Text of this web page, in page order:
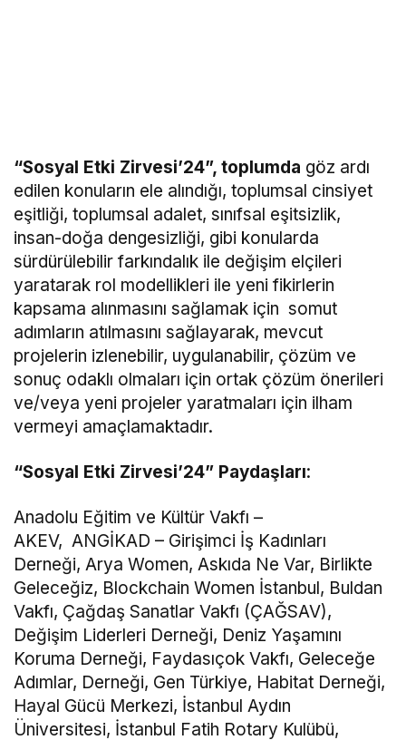
“Sosyal Etki Zirvesi’24”, toplumda göz ardı
edilen konuların ele alındığı, toplumsal cinsiyet
eşitliği, toplumsal adalet, sınıfsal eşitsizlik,
insan-doğa dengesizliği, gibi konularda
sürdürülebilir farkındalık ile değişim elçileri
yaratarak rol modellikleri ile yeni fikirlerin
kapsama alınmasını sağlamak için somut
adımların atılmasını sağlayarak, mevcut
projelerin izlenebilir, uygulanabilir, çözüm ve
sonuç odaklı olmaları için ortak çözüm önerileri
ve/veya yeni projeler yaratmaları için ilham
vermeyi amaçlamaktadır.
“Sosyal Etki Zirvesi’24” Paydaşları:
Anadolu Eğitim ve Kültür Vakfı –
AKEV, ANGİKAD – Girişimci İş Kadınları
Derneği, Arya Women, Askıda Ne Var, Birlikte
Geleceğiz, Blockchain Women İstanbul, Buldan
Vakfı, Çağdaş Sanatlar Vakfı (ÇAĞSAV),
Değişim Liderleri Derneği, Deniz Yaşamını
Koruma Derneği, Faydasıçok Vakfı, Geleceğe
Adımlar, Derneği, Gen Türkiye, Habitat Derneği,
Hayal Gücü Merkezi, İstanbul Aydın
Üniversitesi, İstanbul Fatih Rotary Kulübü,